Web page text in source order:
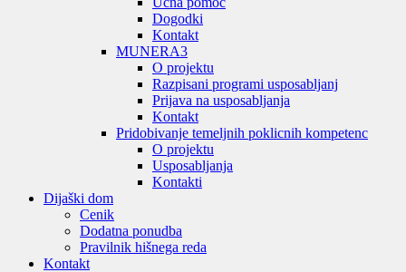
Dogodki
Kontakt
MUNERA3
O projektu
Razpisani programi usposabljanj
Prijava na usposabljanja
Kontakt
Pridobivanje temeljnih poklicnih kompetenc
O projektu
Usposabljanja
Kontakti
Dijaški dom
Cenik
Dodatna ponudba
Pravilnik hišnega reda
Kontakt